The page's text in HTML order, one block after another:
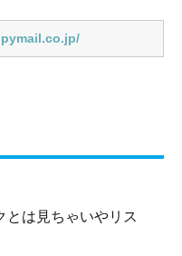
とは見ちゃいやリス